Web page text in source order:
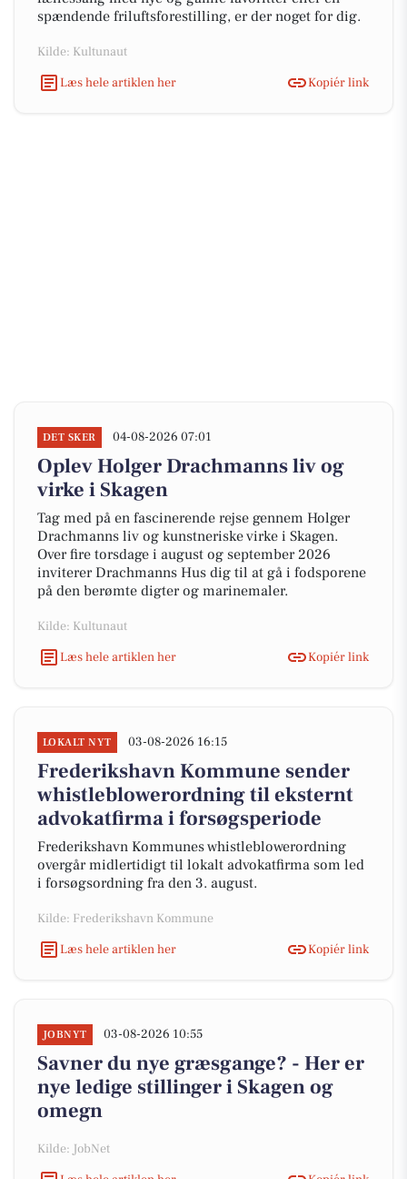
spændende friluftsforestilling, er der noget for dig.
Kilde: Kultunaut
Læs hele artiklen her
Kopiér link
DET SKER 04-08-2026 07:01
Oplev Holger Drachmanns liv og
virke i Skagen
Tag med på en fascinerende rejse gennem Holger
Drachmanns liv og kunstneriske virke i Skagen.
Over fire torsdage i august og september 2026
inviterer Drachmanns Hus dig til at gå i fodsporene
på den berømte digter og marinemaler.
Kilde: Kultunaut
Læs hele artiklen her
Kopiér link
LOKALT NYT 03-08-2026 16:15
Frederikshavn Kommune sender
whistleblowerordning til eksternt
advokatfirma i forsøgsperiode
Frederikshavn Kommunes whistleblowerordning
overgår midlertidigt til lokalt advokatfirma som led
i forsøgsordning fra den 3. august.
Kilde: Frederikshavn Kommune
Læs hele artiklen her
Kopiér link
JOBNYT 03-08-2026 10:55
Savner du nye græsgange? - Her er
nye ledige stillinger i Skagen og
omegn
Kilde: JobNet